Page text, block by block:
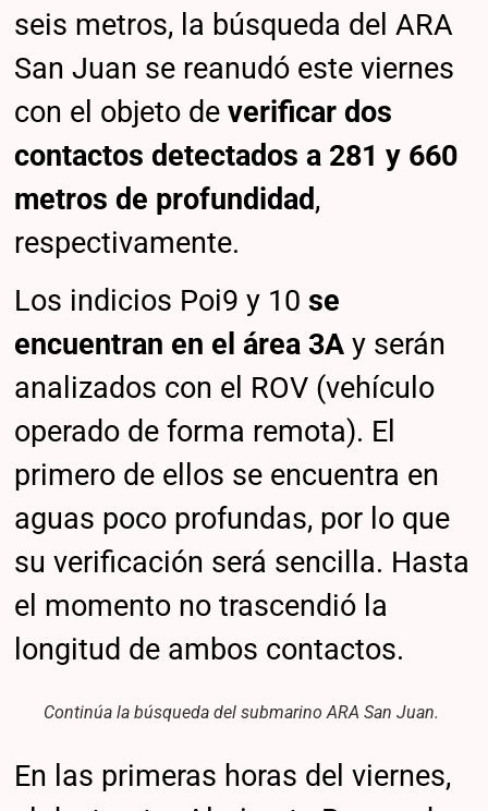
seis metros, la búsqueda del ARA
San Juan se reanudó este viernes
con el objeto deverificar dos
contactos detectados a 281 y 660
metros de profundidad,
respectivamente.
Los indicios Poi9 y 10 se
encuentran en el área 3A y serán
analizados con el ROV (vehículo
operado de forma remota). El
primero de ellos se encuentra en
aguas poco profundas, por lo que
su verificación será sencilla. Hasta
el momento no trascendió la
longitud de ambos contactos.
Continúa la búsqueda del submarino ARA San Juan.
En las primeras horas del viernes,